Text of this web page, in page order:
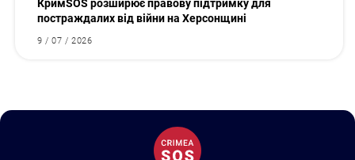
КримSOS розширює правову підтримку для
постраждалих від війни на Херсонщині
9 / 07 / 2026